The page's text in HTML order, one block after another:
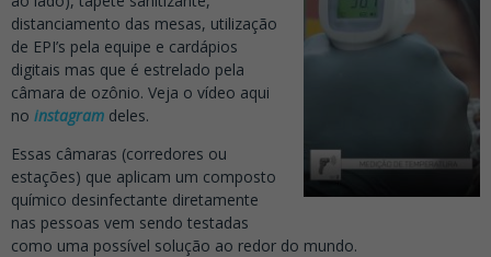
distanciamento das mesas, utilização
de EPI’s pela equipe e cardápios
digitais mas que é estrelado pela
câmara de ozônio. Veja o vídeo aqui
no instagram deles.
Essas câmaras (corredores ou
estações) que aplicam um composto
químico desinfectante diretamente
nas pessoas vem sendo testadas
como uma possível solução ao redor do mundo.